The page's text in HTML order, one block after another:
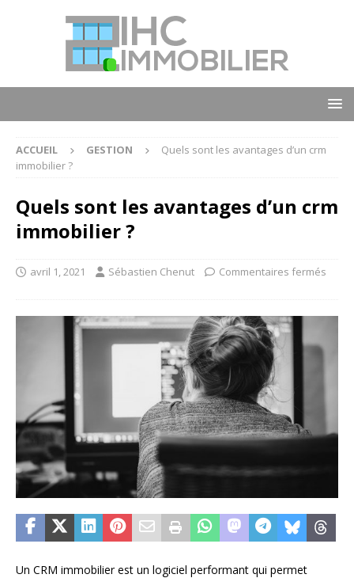
ACCUEIL GESTION
Quels sont les avantages d’un crm
immobilier ?
Quels sont les avantages d’un crm
immobilier ?
avril 1, 2021 Sébastien Chenut Commentaires fermés
Un CRM immobilier est un logiciel performant qui permet